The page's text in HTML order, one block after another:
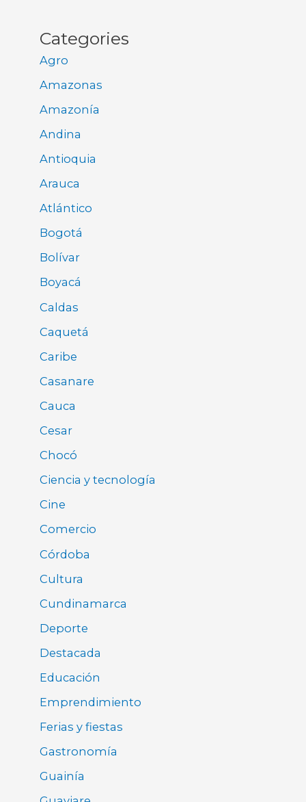
Categories
Agro
Amazonas
Amazonía
Andina
Antioquia
Arauca
Atlántico
Bogotá
Bolívar
Boyacá
Caldas
Caquetá
Caribe
Casanare
Cauca
Cesar
Chocó
Ciencia y tecnología
Cine
Comercio
Córdoba
Cultura
Cundinamarca
Deporte
Destacada
Educación
Emprendimiento
Ferias y fiestas
Gastronomía
Guainía